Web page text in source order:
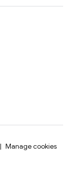
Manage cookies